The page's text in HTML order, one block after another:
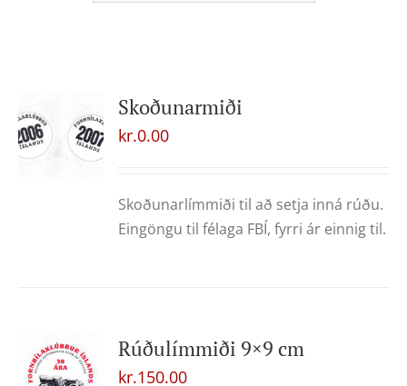
Skoðunarmiði
kr.0.00
Skoðunarlímmiði til að setja inná rúðu.
Eingöngu til félaga FBÍ, fyrri ár einnig til.
Rúðulímmiði 9×9 cm
kr.150.00